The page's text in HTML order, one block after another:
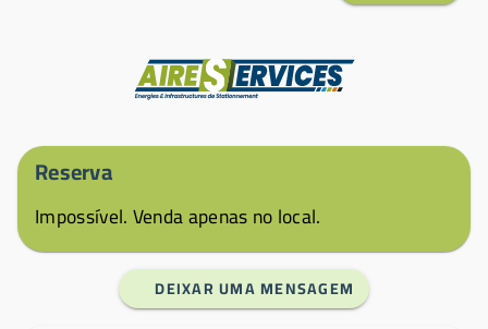
Fabricante
Reserva
Impossível. Venda apenas no local.
DEIXAR UMA MENSAGEM